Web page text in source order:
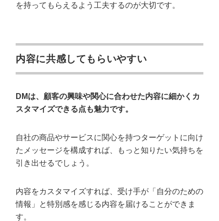
を持ってもらえるよう工夫するのが大切です。
内容に共感してもらいやすい
DMは、顧客の興味や関心に合わせた内容に細かくカ
スタマイズできる点も魅力です。
自社の商品やサービスに関心を持つターゲットに向け
たメッセージを構成すれば、もっと知りたい気持ちを
引き出せるでしょう。
内容をカスタマイズすれば、受け手が「自分のための
情報」と特別感を感じる内容を届けることができま
す。